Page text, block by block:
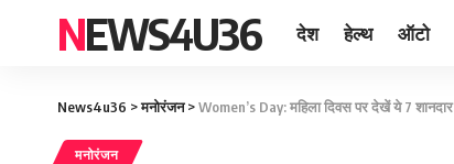
NEWS4U36 देश हेल्थ ऑटो
News4u36 >मनोरंजन>Women’s Day: महिला दिवस पर देखें ये 7
मनोरंजन